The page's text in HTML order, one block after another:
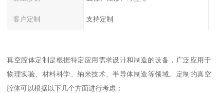
客户定制 支持定制
真空腔体定制是根据特定应用需求设计和制造的设备，广泛应用于
物理实验、材料科学、纳米技术、半导体制造等领域。定制的真空
腔体可以根据以下几个方面进行考虑：